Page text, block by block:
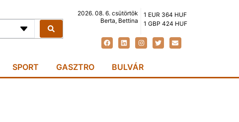
2026. 08. 6. csütörtök
Berta, Bettina
1 EUR 364 HUF
1 GBP 424 HUF
SPORT GASZTRO BULVÁR